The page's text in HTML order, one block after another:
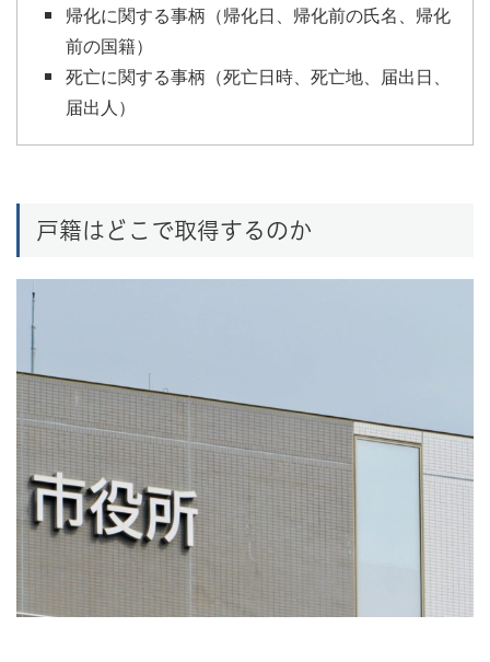
帰化に関する事柄（帰化日、帰化前の氏名、帰化
前の国籍）
死亡に関する事柄（死亡日時、死亡地、届出日、
届出人）
戸籍はどこで取得するのか